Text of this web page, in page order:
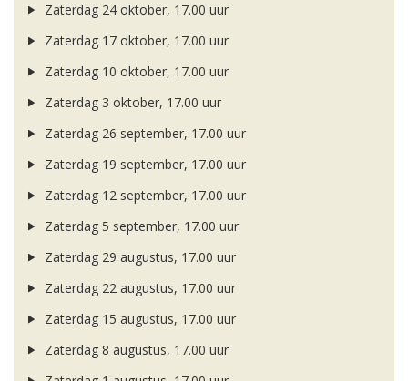
Zaterdag 24 oktober, 17.00 uur
Zaterdag 17 oktober, 17.00 uur
Zaterdag 10 oktober, 17.00 uur
Zaterdag 3 oktober, 17.00 uur
Zaterdag 26 september, 17.00 uur
Zaterdag 19 september, 17.00 uur
Zaterdag 12 september, 17.00 uur
Zaterdag 5 september, 17.00 uur
Zaterdag 29 augustus, 17.00 uur
Zaterdag 22 augustus, 17.00 uur
Zaterdag 15 augustus, 17.00 uur
Zaterdag 8 augustus, 17.00 uur